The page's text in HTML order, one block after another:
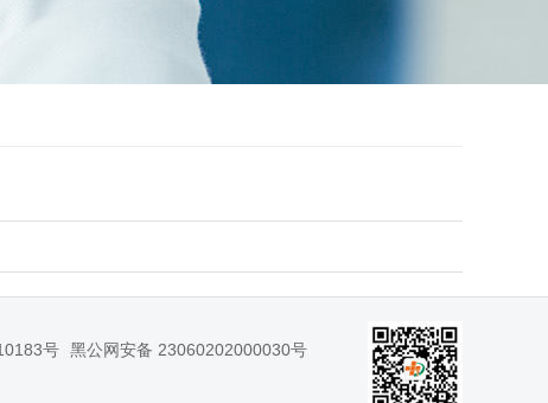
号 黑公网安备 23060202000030号